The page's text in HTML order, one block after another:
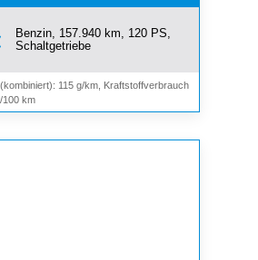
Benzin, 157.940 km, 120 PS,
Schaltgetriebe
115 g/km, Kraftstoffverbrauch
100 km